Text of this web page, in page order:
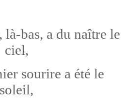
là-bas, a du naître le
ciel,
sourire a été le
soleil,